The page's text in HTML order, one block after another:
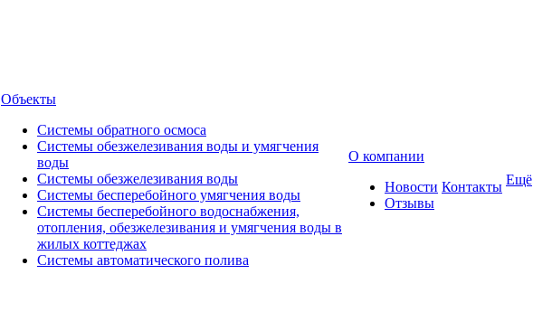
Объекты
Системы обратного осмоса
Системы обезжелезивания воды и умягчения
воды
Системы обезжелезивания воды
Системы бесперебойного умягчения воды
Системы бесперебойного водоснабжения,
отопления, обезжелезивания и умягчения воды в
жилых коттеджах
Системы автоматического полива
О компании
Новости
Отзывы
Контакты Ещё